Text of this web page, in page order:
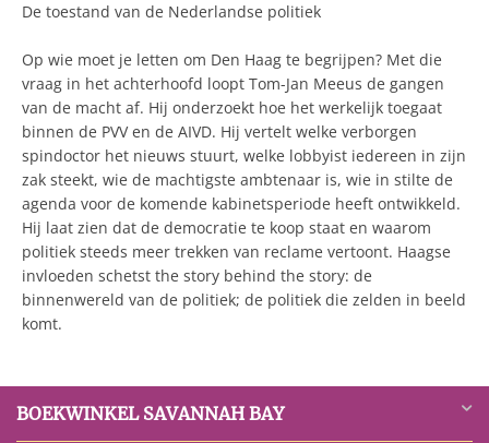
De toestand van de Nederlandse politiek
Op wie moet je letten om Den Haag te begrijpen? Met die
vraag in het achterhoofd loopt Tom-Jan Meeus de gangen
van de macht af. Hij onderzoekt hoe het werkelijk toegaat
binnen de PVV en de AIVD. Hij vertelt welke verborgen
spindoctor het nieuws stuurt, welke lobbyist iedereen in zijn
zak steekt, wie de machtigste ambtenaar is, wie in stilte de
agenda voor de komende kabinetsperiode heeft ontwikkeld.
Hij laat zien dat de democratie te koop staat en waarom
politiek steeds meer trekken van reclame vertoont. Haagse
invloeden schetst the story behind the story: de
binnenwereld van de politiek; de politiek die zelden in beeld
komt.
BOEKWINKEL SAVANNAH BAY